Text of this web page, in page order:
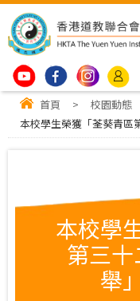
首頁 > 校園動態
本校學生榮獲「荃葵青區
本校學
第三
舉